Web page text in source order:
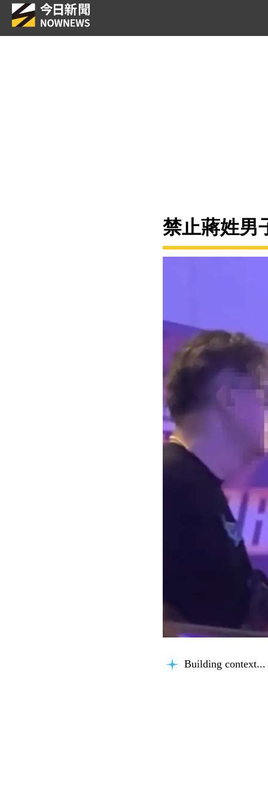
禁止蔣姓男
Building context...